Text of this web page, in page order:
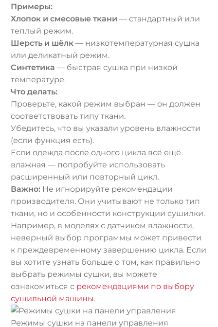
Примеры:
Хлопок и смесовые ткани — стандартный или
теплый режим.
Шерсть и шёлк — низкотемпературная сушка
или деликатный режим.
Синтетика — быстрая сушка при низкой
температуре.
Что делать:
Проверьте, какой режим выбран — он должен
соответствовать типу ткани.
Убедитесь, что вы указали уровень влажности
(если функция есть).
Если одежда после одного цикла всё ещё
влажная — попробуйте использовать
расширенный или повторный цикл.
Важно: Не игнорируйте рекомендации
производителя. Они учитывают не только тип
ткани, но и особенности конструкции сушилки.
Например, в моделях с датчиком влажности,
неверный выбор программы может привести
к преждевременному завершению цикла. Если
вы хотите узнать больше о том, как правильно
выбрать режимы сушки, вы можете
ознакомиться с рекомендациями по выбору
сушильной машины.
Режимы сушки на панели управления